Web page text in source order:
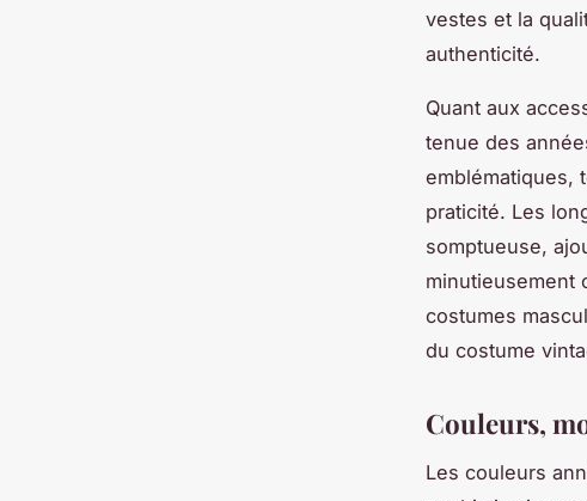
vestes et la
authenticité.
Quant aux
tenue des
emblématiques,
praticité. Les
somptueuse,
minutieusement
costumes
du costume
Couleurs,
Les couleurs